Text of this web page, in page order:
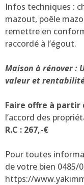
Infos techniques :
mazout, poêle
remettre en
raccordé à l’égout.
Maison à rénover :
valeur et rentabilité
Faire offre à partir
l’accord des
R.C : 267,-€
Pour toutes
de votre bien 0485/
https://